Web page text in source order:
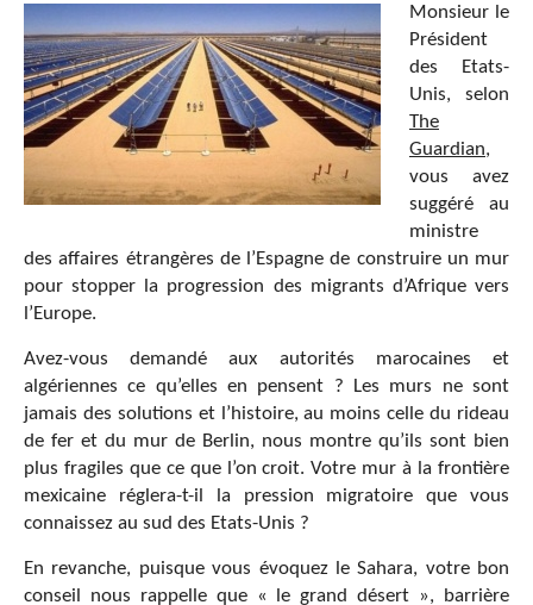
Monsieur le
Président
des Etats-
Unis, selon
The
Guardian,
vous avez
suggéré au
ministre
des affaires étrangères de l’Espagne de construire un mur
pour stopper la progression des migrants d’Afrique vers
l’Europe.
Avez-vous demandé aux autorités marocaines et
algériennes ce qu’elles en pensent ? Les murs ne sont
jamais des solutions et l’histoire, au moins celle du rideau
de fer et du mur de Berlin, nous montre qu’ils sont bien
plus fragiles que ce que l’on croit. Votre mur à la frontière
mexicaine réglera-t-il la pression migratoire que vous
connaissez au sud des Etats-Unis ?
En revanche, puisque vous évoquez le Sahara, votre bon
conseil nous rappelle que « le grand désert », barrière